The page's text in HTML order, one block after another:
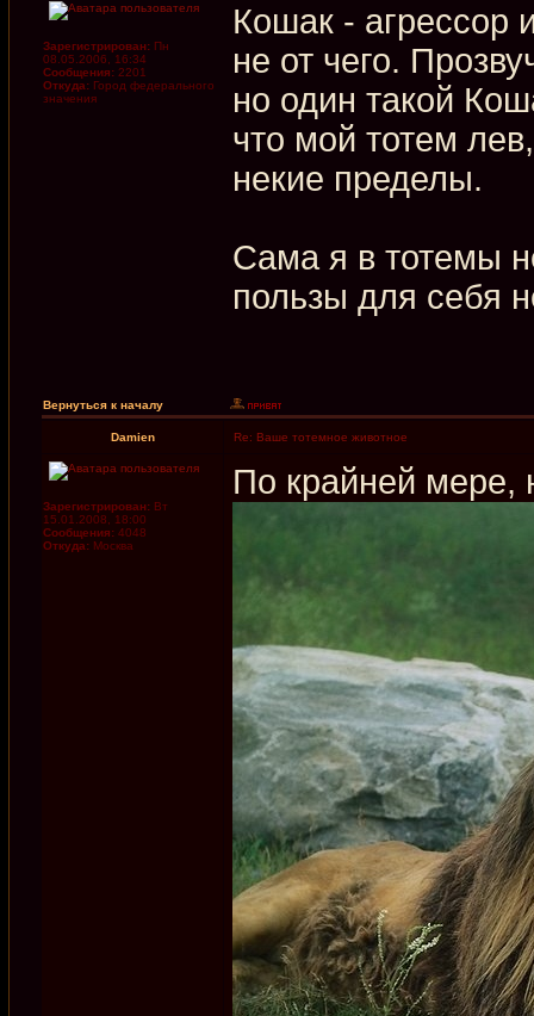
Зарегистрирован: Пн
08.05.2006, 16:34
Сообщения: 2201
Откуда: Город федерального
значения
Кошак - агрессор
не от чего.
но один такой
что мой тотем
некие пределы.
Сама я в тотемы
пользы для себя
Вернуться к началу
Damien Re: Ваше тотемное животное
Зарегистрирован: Вт
15.01.2008, 18:00
Сообщения: 4048
Откуда: Москва
По крайней мере,